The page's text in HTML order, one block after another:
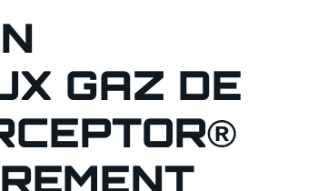
GAZ DE